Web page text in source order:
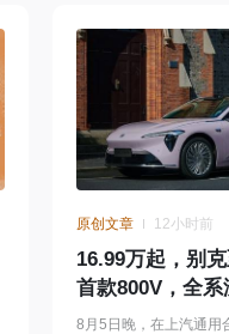
原创文章 12小时前
16.99万起，别
首款800V，全
8月5日晚，在上汽通用